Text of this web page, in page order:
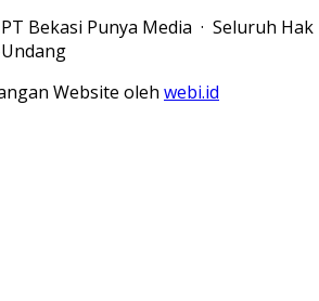
Bekasi Punya Media · Seluruh Hak
Website oleh webi.id